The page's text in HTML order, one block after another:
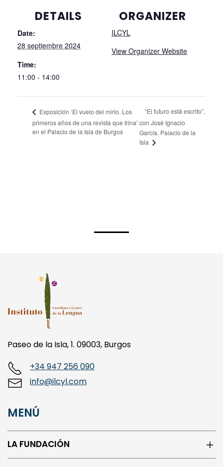
28 septiembre 2024
Time:
11:00 - 14:00
ILCYL
View Organizer Website
Exposición ‘El vuelo del mirlo. Los
primeros años de una revista que trina’
en el Palacio de la Isla de Burgos
“El futuro está escrito”,
con José Ignacio
Isla
Paseo de la Isla, 1. 09003, Burgos
info@ilcyl.com
LA FUNDACIÓN
ISLAS